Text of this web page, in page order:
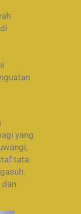
yang
tata